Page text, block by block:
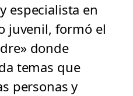
especialista en
juvenil, formó el
donde
temas que
personas y